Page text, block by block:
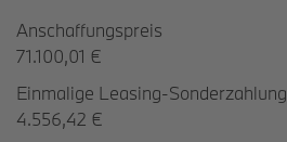
Anschaffungspreis
71.100,01 €
Einmalige Leasing-Sonderzahlung
4.556,42 €